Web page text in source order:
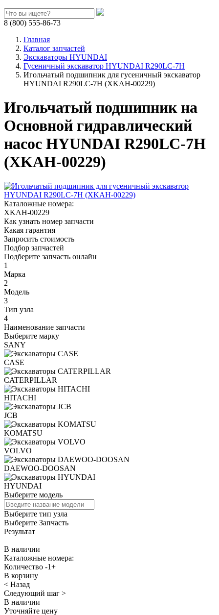
8 (800) 555-86-73
Главная
Каталог запчастей
Экскаваторы HYUNDAI
Гусеничный экскаватор HYUNDAI R290LC-7H
Игольчатый подшипник для гусеничный экскаватор
HYUNDAI R290LC-7H (XKAH-00229)
Игольчатый подшипник на
Основной гидравлический
насос HYUNDAI R290LC-7H
(XKAH-00229)
Каталожные номера:
XKAH-00229
Как узнать номер запчасти
Какая гарантия
Запросить стоимость
Подбор запчастей
Подберите запчасть онлайн
1
Марка
2
Модель
3
Тип узла
4
Наименование запчасти
Выберите марку
SANY
CASE
CATERPILLAR
HITACHI
JCB
KOMATSU
VOLVO
DAEWOO-DOOSAN
HYUNDAI
Выберите модель
Выберите тип узла
Выберите Запчасть
Результат
В наличии
Каталожные номера:
Количество -1+
В корзину
< Назад
Следующий шаг >
В наличии
Уточняйте цену